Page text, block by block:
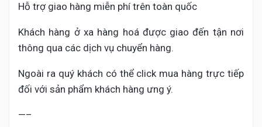
Hỗ trợ giao hàng miễn phí trên toàn quốc
Khách hàng ở xa hàng hoá được giao đến tận nơi
thông qua các dịch vụ chuyển hàng.
Ngoài ra quý khách có thể click mua hàng trực tiếp
đối với sản phẩm khách hàng ưng ý.
—–